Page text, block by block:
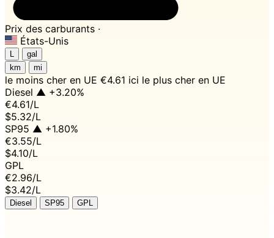
Prix des carburants ·
États-Unis
gal
km
mi
le moins cher en UE €4.61 ici le plus cher en UE
Diesel ▲ +3.20%
€4.61/L
$5.32/L
SP95 ▲ +1.80%
€3.55/L
$4.10/L
GPL
€2.96/L
$3.42/L
Diesel SP95 GPL